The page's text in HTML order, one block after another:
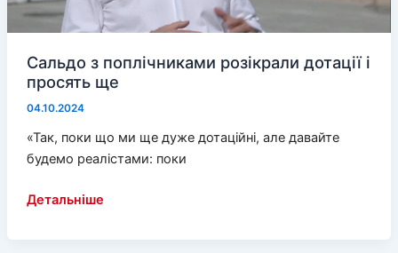
Сальдо з поплічниками розікрали дотації і
просять ще
04.10.2024
«Так, поки що ми ще дуже дотаційні, але давайте
будемо реалістами: поки
Сальдо
Детальніше